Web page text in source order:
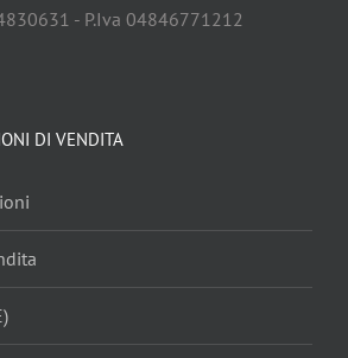
- P.Iva 04846771212
DI VENDITA